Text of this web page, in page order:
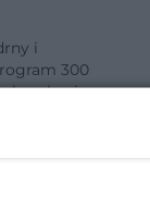
i
300
ale nie